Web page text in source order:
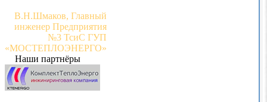
В.Н.Шмаков, Главный
инженер Предприятия
№3 ТсиС ГУП
«МОСТЕПЛОЭНЕРГО»
Наши партнёры